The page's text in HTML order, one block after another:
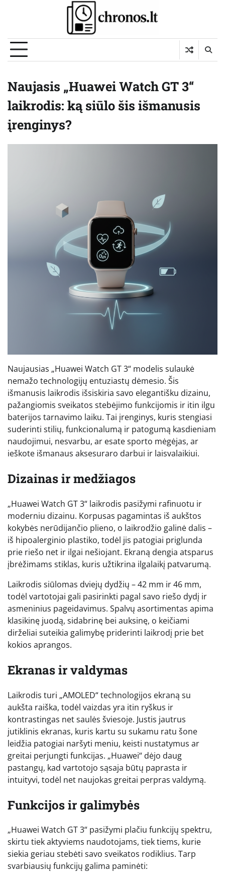
Naujasis „Huawei Watch GT 3“
laikrodis: ką siūlo šis išmanusis
įrenginys?
Naujausias „Huawei Watch GT 3“ modelis sulaukė
nemažo technologijų entuziastų dėmesio. Šis
išmanusis laikrodis išsiskiria savo elegantišku dizainu,
pažangiomis sveikatos stebėjimo funkcijomis ir itin ilgu
baterijos tarnavimo laiku. Tai įrenginys, kuris stengiasi
suderinti stilių, funkcionalumą ir patogumą kasdieniam
naudojimui, nesvarbu, ar esate sporto mėgėjas, ar
ieškote išmanaus aksesuraro darbui ir laisvalaikiui.
Dizainas ir medžiagos
„Huawei Watch GT 3“ laikrodis pasižymi rafinuotu ir
moderniu dizainu. Korpusas pagamintas iš aukštos
kokybės nerūdijančio plieno, o laikrodžio galinė dalis –
iš hipoalerginio plastiko, todėl jis patogiai priglunda
prie riešo net ir ilgai nešiojant. Ekraną dengia atsparus
įbrėžimams stiklas, kuris užtikrina ilgalaikį patvarumą.
Laikrodis siūlomas dviejų dydžių – 42 mm ir 46 mm,
todėl vartotojai gali pasirinkti pagal savo riešo dydį ir
asmeninius pageidavimus. Spalvų asortimentas apima
klasikinę juodą, sidabrinę bei auksinę, o keičiami
dirželiai suteikia galimybę priderinti laikrodį prie bet
kokios aprangos.
Ekranas ir valdymas
Laikrodis turi „AMOLED“ technologijos ekraną su
aukšta raiška, todėl vaizdas yra itin ryškus ir
kontrastingas net saulės šviesoje. Justis jautrus
jutiklinis ekranas, kuris kartu su sukamu ratu šone
leidžia patogiai naršyti meniu, keisti nustatymus ar
greitai perjungti funkcijas. „Huawei“ dėjo daug
pastangų, kad vartotojo sąsaja būtų paprasta ir
intuityvi, todėl net naujokas greitai perpras valdymą.
Funkcijos ir galimybės
„Huawei Watch GT 3“ pasižymi plačiu funkcijų spektru,
skirtu tiek aktyviems naudotojams, tiek tiems, kurie
siekia geriau stebėti savo sveikatos rodiklius. Tarp
svarbiausių funkcijų galima paminėti: